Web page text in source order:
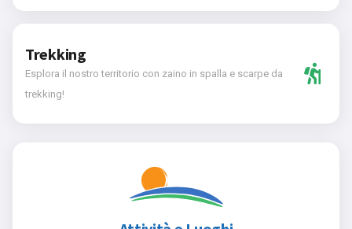
Trekking
Esplora il nostro territorio con zaino in spalla e scarpe da
trekking!